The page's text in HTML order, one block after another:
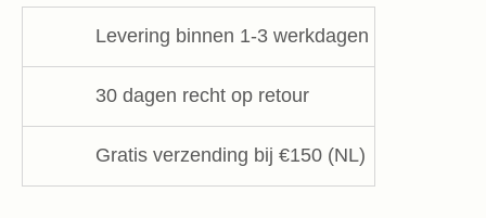
Levering binnen 1-3 werkdagen
30 dagen recht op retour
Gratis verzending bij €150 (NL)